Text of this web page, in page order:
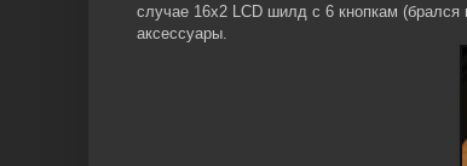
случае 16х2 LCD шилд с 6 кнопкам
аксессуары.